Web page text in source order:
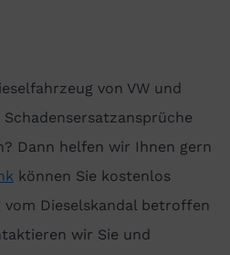
von VW und
Dann helfen wir Ihnen gern
können Sie kostenlos
Dieselskandal betroffen
wir Sie und